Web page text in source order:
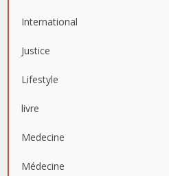
International
Justice
Lifestyle
livre
Medecine
Médecine